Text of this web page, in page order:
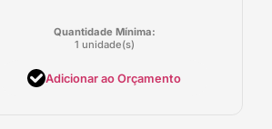
Quantidade Mínima:
1 unidade(s)
Adicionar ao Orçamento